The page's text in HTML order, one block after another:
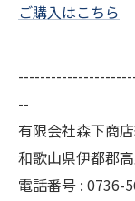
ご購入はこちら
--
有限会社森下商
和歌山県伊都郡
電話番号 : 0736-